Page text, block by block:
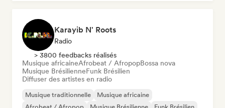
Karayib N' Roots
Radio
> 3800 feedbacks réalisés
Musique africaineAfrobeat / AfropopBossa nova
Musique BrésilienneFunk Brésilien
Diffuser des artistes en radio
Musique traditionnelle
Musique africaine